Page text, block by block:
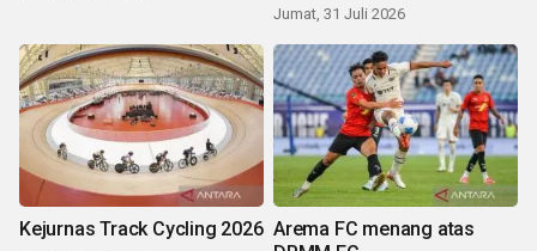
Jumat, 31 Juli 2026
Kejurnas Track Cycling 2026 Arema FC menang atas